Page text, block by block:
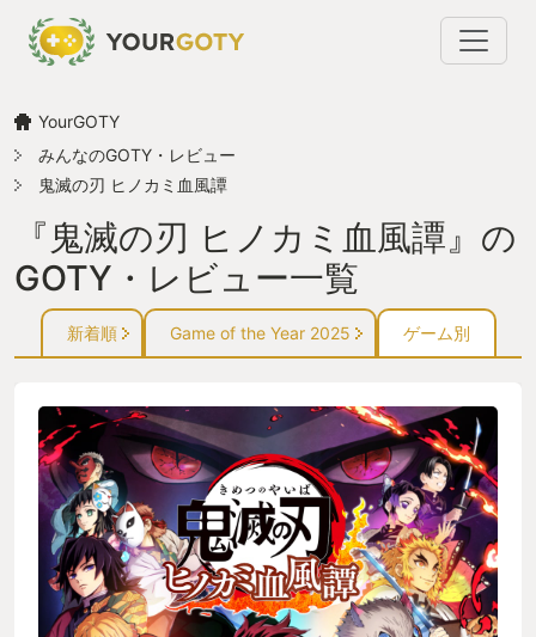
YourGOTY
みんなのGOTY・レビュー
鬼滅の刃 ヒノカミ血風譚
『鬼滅の刃 ヒノカミ血風譚』の
GOTY・レビュー一覧
新着順 Game of the Year 2025 ゲーム別